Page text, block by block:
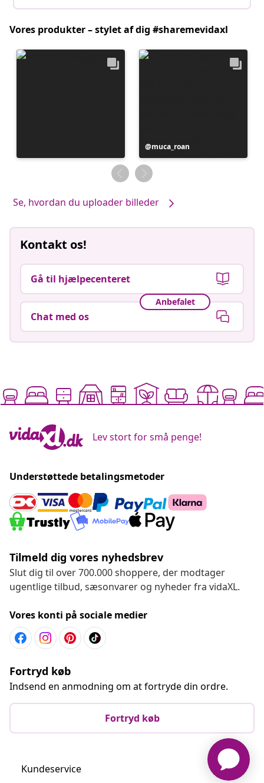
Vores produkter – stylet af dig #sharemevidaxl
Opslag
offentliggjort
af
muca_roan
Se, hvordan du uploader billeder
Kontakt os!
Gå til hjælpecenteret
Anbefalet
Chat med os
Lev stort for små penge!
Understøttede betalingsmetoder
Tilmeld dig vores nyhedsbrev
Slut dig til over 700.000 shoppere, der modtager
ugentlige tilbud, sæsonvarer og nyheder fra vidaXL.
Vores konti på sociale medier
Fortryd køb
Indsend en anmodning om at fortryde din ordre.
Fortryd køb
Kundeservice